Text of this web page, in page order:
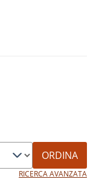
ORDINA
RICERCA AVANZATA